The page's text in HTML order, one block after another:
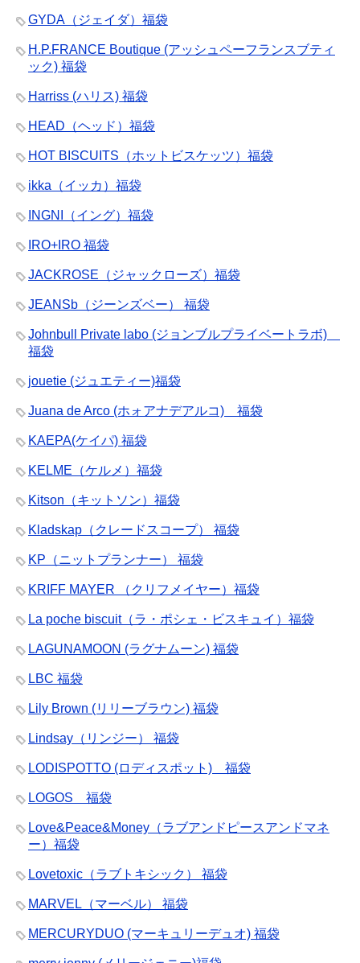
GYDA（ジェイダ）福袋
H.P.FRANCE Boutique (アッシュペーフランスブティ
ック) 福袋
Harriss (ハリス) 福袋
HEAD（ヘッド）福袋
HOT BISCUITS（ホットビスケッツ）福袋
ikka（イッカ）福袋
INGNI（イング）福袋
IRO+IRO 福袋
JACKROSE（ジャックローズ）福袋
JEANSb（ジーンズベー） 福袋
Johnbull Private labo (ジョンブルプライベートラボ)
福袋
jouetie (ジュエティー)福袋
Juana de Arco (ホォアナデアルコ) 福袋
KAEPA(ケイパ) 福袋
KELME（ケルメ）福袋
Kitson（キットソン）福袋
Kladskap（クレードスコープ） 福袋
KP（ニットプランナー） 福袋
KRIFF MAYER （クリフメイヤー）福袋
La poche biscuit（ラ・ポシェ・ビスキュイ）福袋
LAGUNAMOON (ラグナムーン) 福袋
LBC 福袋
Lily Brown (リリーブラウン) 福袋
Lindsay（リンジー） 福袋
LODISPOTTO (ロディスポット) 福袋
LOGOS 福袋
Love&Peace&Money（ラブアンドピースアンドマネ
ー）福袋
Lovetoxic（ラブトキシック） 福袋
MARVEL（マーベル） 福袋
MERCURYDUO (マーキュリーデュオ) 福袋